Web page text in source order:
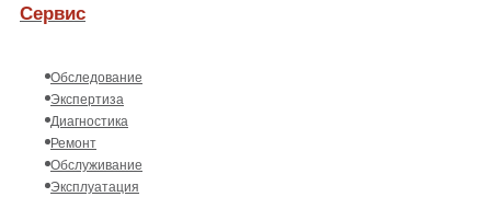
Сервис
Обследование
Экспертиза
Диагностика
Ремонт
Обслуживание
Эксплуатация